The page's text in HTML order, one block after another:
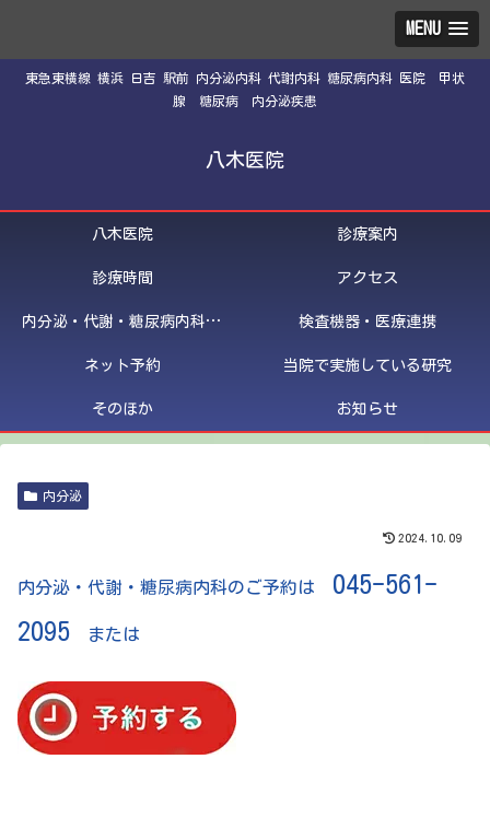
MENU
東急東横線 横浜 日吉 駅前 内分泌内科 代謝内科 糖尿病内科 医院 甲状
腺 糖尿病 内分泌疾患
八木医院
八木医院 診療案内
診療時間 アクセス
内分泌・代謝・糖尿病内科医紹介 検査機器・医療連携
ネット予約 当院で実施している研究
そのほか お知らせ
内分泌
2024.10.09
内分泌・代謝・糖尿病内科のご予約は 045-561-
2095
または